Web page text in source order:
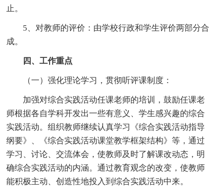
止。
5、对教师的评价：由学校行政和学生评价两部分合
成。
四、工作重点
（一）强化理论学习，贯彻听评课制度：
加强对综合实践活动任课老师的培训，鼓励任课老
师根据各自学科开发出一些有意义、学生感兴趣的综合
实践活动。组织教师继续认真学习《综合实践活动指导
纲要》、《综合实践活动课堂教学框架结构》等，通过
学习、讨论、交流体会，使教师及时了解课改动态，明
确综合实践活动的内涵。通过教育观念的改变，使教师
能积极主动、创造性地投入到综合实践活动中来。